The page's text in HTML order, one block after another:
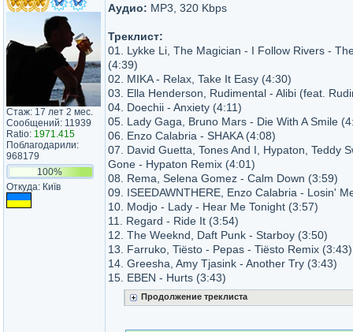
Стаж: 17 лет 2 мес.
Сообщений: 11939
Ratio: 1971.415
Поблагодарили:
968179
100%
Откуда: Київ
Аудио: MP3, 320 Kbps
Треклист:
01. Lykke Li, The Magician - I Follow Rivers -
(4:39)
02. MIKA - Relax, Take It Easy (4:30)
03. Ella Henderson, Rudimental - Alibi (feat.
04. Doechii - Anxiety (4:11)
05. Lady Gaga, Bruno Mars - Die With A Smile
06. Enzo Calabria - SHAKA (4:08)
07. David Guetta, Tones And I, Hypaton, Teddy
Gone - Hypaton Remix (4:01)
08. Rema, Selena Gomez - Calm Down (3:59)
09. ISEEDAWNTHERE, Enzo Calabria - Losin'
10. Modjo - Lady - Hear Me Tonight (3:57)
11. Regard - Ride It (3:54)
12. The Weeknd, Daft Punk - Starboy (3:50)
13. Farruko, Tiësto - Pepas - Tiësto Remix (3:43)
14. Greesha, Amy Tjasink - Another Try (3:43)
15. EBEN - Hurts (3:43)
Продолжение треклиста